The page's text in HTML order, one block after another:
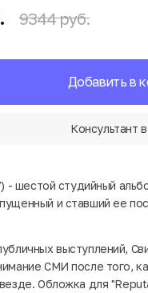
9344 руб.
Добавить в
Консультант
- шестой студийный
и ставший ее
выступлений,
СМИ после того,
Обложка для